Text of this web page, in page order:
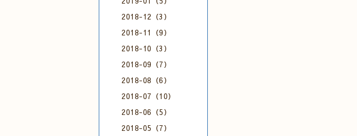
2018-12（3）
2018-11（9）
2018-10（3）
2018-09（7）
2018-08（6）
2018-07（10）
2018-06（5）
2018-05（7）